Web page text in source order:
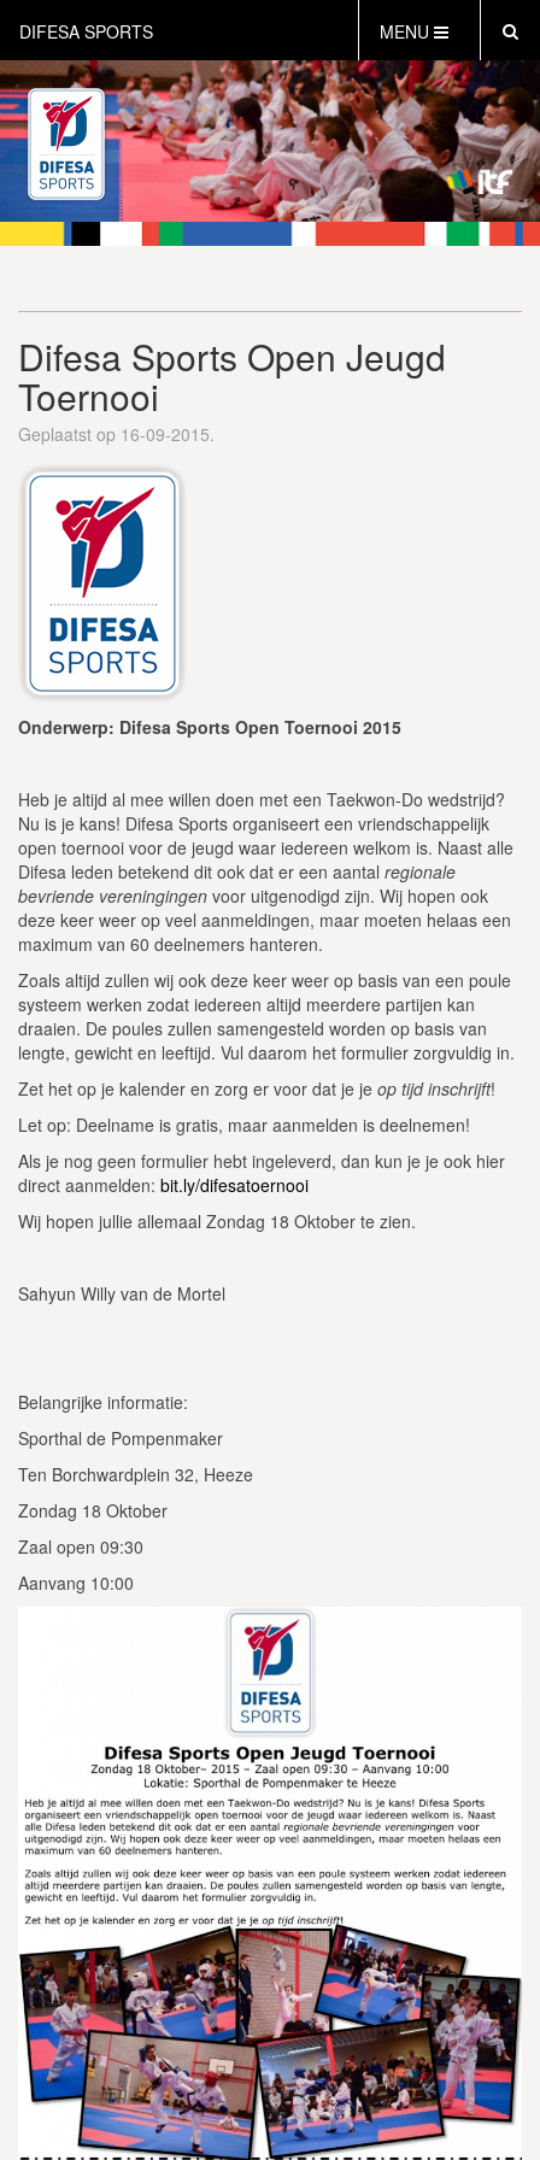
DIFESA SPORTS MENU
HOME
AKTUEEL
OVER DIFESA SPORTS
TAEKWON-DO
OPEN DUTCH
WEBSHOP
Difesa Sports Open Jeugd
Toernooi
Geplaatst op 16-09-2015.
Onderwerp: Difesa Sports Open Toernooi 2015
Heb je altijd al mee willen doen met een Taekwon-Do wedstrijd?
Nu is je kans! Difesa Sports organiseert een vriendschappelijk
open toernooi voor de jeugd waar iedereen welkom is. Naast alle
Difesa leden betekend dit ook dat er een aantal regionale
bevriende vereningingen voor uitgenodigd zijn. Wij hopen ook
deze keer weer op veel aanmeldingen, maar moeten helaas een
maximum van 60 deelnemers hanteren.
Zoals altijd zullen wij ook deze keer weer op basis van een poule
systeem werken zodat iedereen altijd meerdere partijen kan
draaien. De poules zullen samengesteld worden op basis van
lengte, gewicht en leeftijd. Vul daarom het formulier zorgvuldig in.
Zet het op je kalender en zorg er voor dat je je op tijd inschrijft!
Let op: Deelname is gratis, maar aanmelden is deelnemen!
Als je nog geen formulier hebt ingeleverd, dan kun je je ook hier
direct aanmelden: bit.ly/difesatoernooi
Wij hopen jullie allemaal Zondag 18 Oktober te zien.
Sahyun Willy van de Mortel
Belangrijke informatie:
Sporthal de Pompenmaker
Ten Borchwardplein 32, Heeze
Zondag 18 Oktober
Zaal open 09:30
Aanvang 10:00